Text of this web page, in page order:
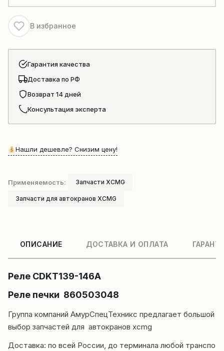
xcmg
ХСТ
CDKT139-В избранное
Гарантия качества
Доставка по РФ
Возврат 14 дней
Консультация эксперта
Нашли дешевле? Снизим цену!
Применяемость: Запчасти XCMG
Запчасти для автокранов XCMG
ОПИСАНИЕ ДОСТАВКА И ОПЛАТА
Реле CDKT139-146A
Реле печки 860503048
Группа компаний АмурСпецТехникс предлагает большой
выбор запчастей для автокранов xcmg
Доставка: по всей России, до терминала любой транспо